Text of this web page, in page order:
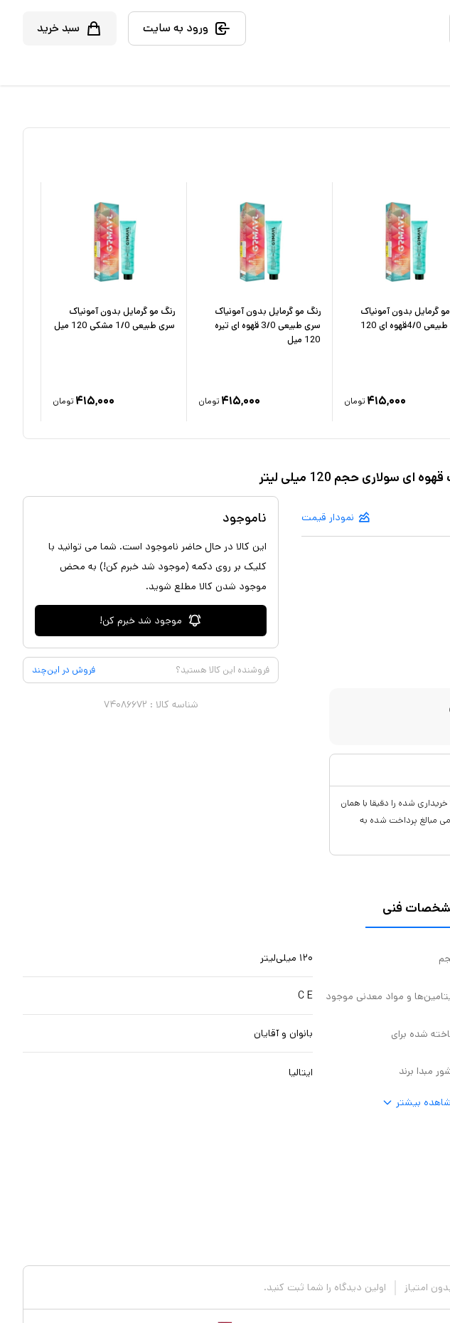
ورود به سایت سبد خرید
گرمایل بدون آمونیاک
سری طبیعی 4/0قهوه ای 120
۴۱۵,۰۰۰ تومان
رنگ مو گرمایل بدون آمونیاک
سری طبیعی 3/0 قهوه ای تیره
120 میل
۴۱۵,۰۰۰ تومان
رنگ مو گرمایل بدون آمونیاک
سری طبیعی 1/0 مشکی 120 میل
۴۱۵,۰۰۰ تومان
نمودار قیمت
شده را دقیقا با همان
مبالغ پرداخت شده به
ناموجود
این کالا در حال حاضر ناموجود است. شما می توانید با
کلیک بر روی دکمه (موجود شد خبرم کن!) به محض
موجود شدن کالا مطلع شوید.
موجود شد خبرم کن!
فروشنده این کالا هستید؟ فروش در این‌چند
شناسه کالا : ۷۴۰۸۶۶۷۲
فنی
۱۲۰ میلی‌لیتر
و مواد معدنی موجود C E
شده برای بانوان و آقایان
مبدا برند ایتالیا
بیشتر
امتیاز اولین دیدگاه را شما ثبت کنید.